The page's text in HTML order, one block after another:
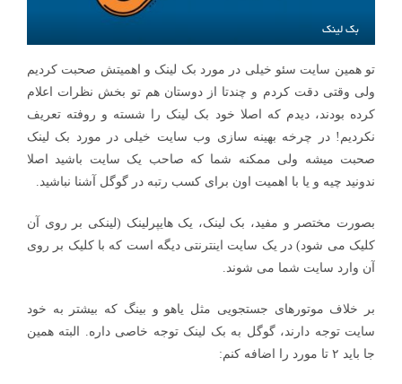
بک لینک
تو همین سایت سئو خیلی در مورد بک لینک و اهمیتش صحبت کردیم
ولی وقتی دقت کردم و چندتا از دوستان هم تو بخش نظرات اعلام
کرده بودند، دیدم که اصلا خود بک لینک را شسته و روفته تعریف
نکردیم! در چرخه بهینه سازی وب سایت خیلی در مورد بک لینک
صحبت میشه ولی ممکنه شما که صاحب یک سایت باشید اصلا
ندونید چیه و یا با اهمیت اون برای کسب رتبه در گوگل آشنا نباشید.
بصورت مختصر و مفید، بک لینک، یک هایپرلینک (لینکی بر روی آن
کلیک می شود) در یک سایت اینترنتی دیگه است که با کلیک بر روی
آن وارد سایت شما می شوند.
بر خلاف موتورهای جستجویی مثل یاهو و بینگ که بیشتر به خود
سایت توجه دارند، گوگل به بک لینک توجه خاصی داره. البته همین
جا باید ۲ تا مورد را اضافه کنم: